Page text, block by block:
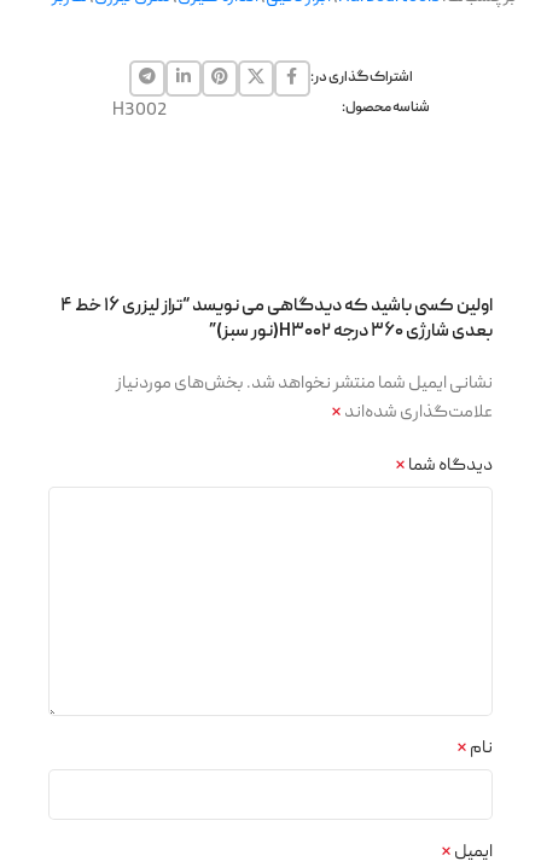
اشتراک گذاری در:
شناسه محصول:
H3002
اولین کسی باشید که دیدگاهی می نویسد “تراز لیزری ۱۶ خط ۴
بعدی شارژی ۳۶۰ درجه H۳۰۰۲(نور سبز)”
نشانی ایمیل شما منتشر نخواهد شد.بخش‌های موردنیاز
علامت‌گذاری شده‌اند*
دیدگاه شما*
نام*
ایمیل*